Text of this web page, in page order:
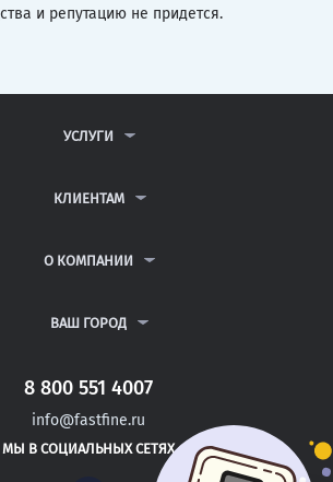
и репутацию не придется.
УСЛУГИ
ДИПЛОМНЫЕ РАБОТЫ
РЕФЕРАТЫ
КЛИЕНТАМ
ВОПРОСЫ И ОТВЕТЫ
КОНФИДЕНЦИАЛЬНОСТИ
О КОМПАНИИ
КОНТАКТЫ
ВАШ ГОРОД
САНКТ-ПЕТЕРБУРГ
ЖЕЛЕЗНОГОРСК
РЫЛЬСК
8 800 551 4007
info@fastfine.ru
МЫ В СОЦИАЛЬНЫХ СЕТЯХ